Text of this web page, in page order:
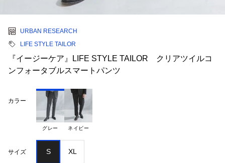
URBAN RESEARCH
LIFE STYLE TAILOR
『イージーケア』LIFE STYLE TAILOR クリアツイルコ
ンフォータブルスマートパンツ
カラー
グレー ネイビー
サイズ S XL